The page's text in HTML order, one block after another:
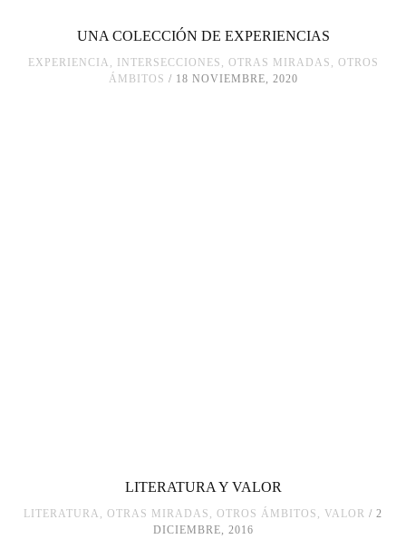
UNA COLECCIÓN DE EXPERIENCIAS
EXPERIENCIA INTERSECCIONES
OTRAS MIRADAS, OTROS
ÁMBITOS
18 NOVIEMBRE, 2020
LITERATURA Y VALOR
LITERATURA , OTRAS MIRADAS, OTROS ÁMBITOS , VALOR
2
DICIEMBRE, 2016